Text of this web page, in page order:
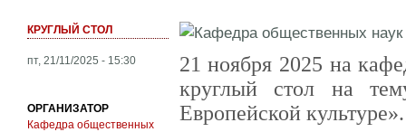
КРУГЛЫЙ СТОЛ
пт, 21/11/2025 - 15:30
ОРГАНИЗАТОР
Кафедра общественных
21 ноября 2025 на
круглый стол на
Европейской культуре».